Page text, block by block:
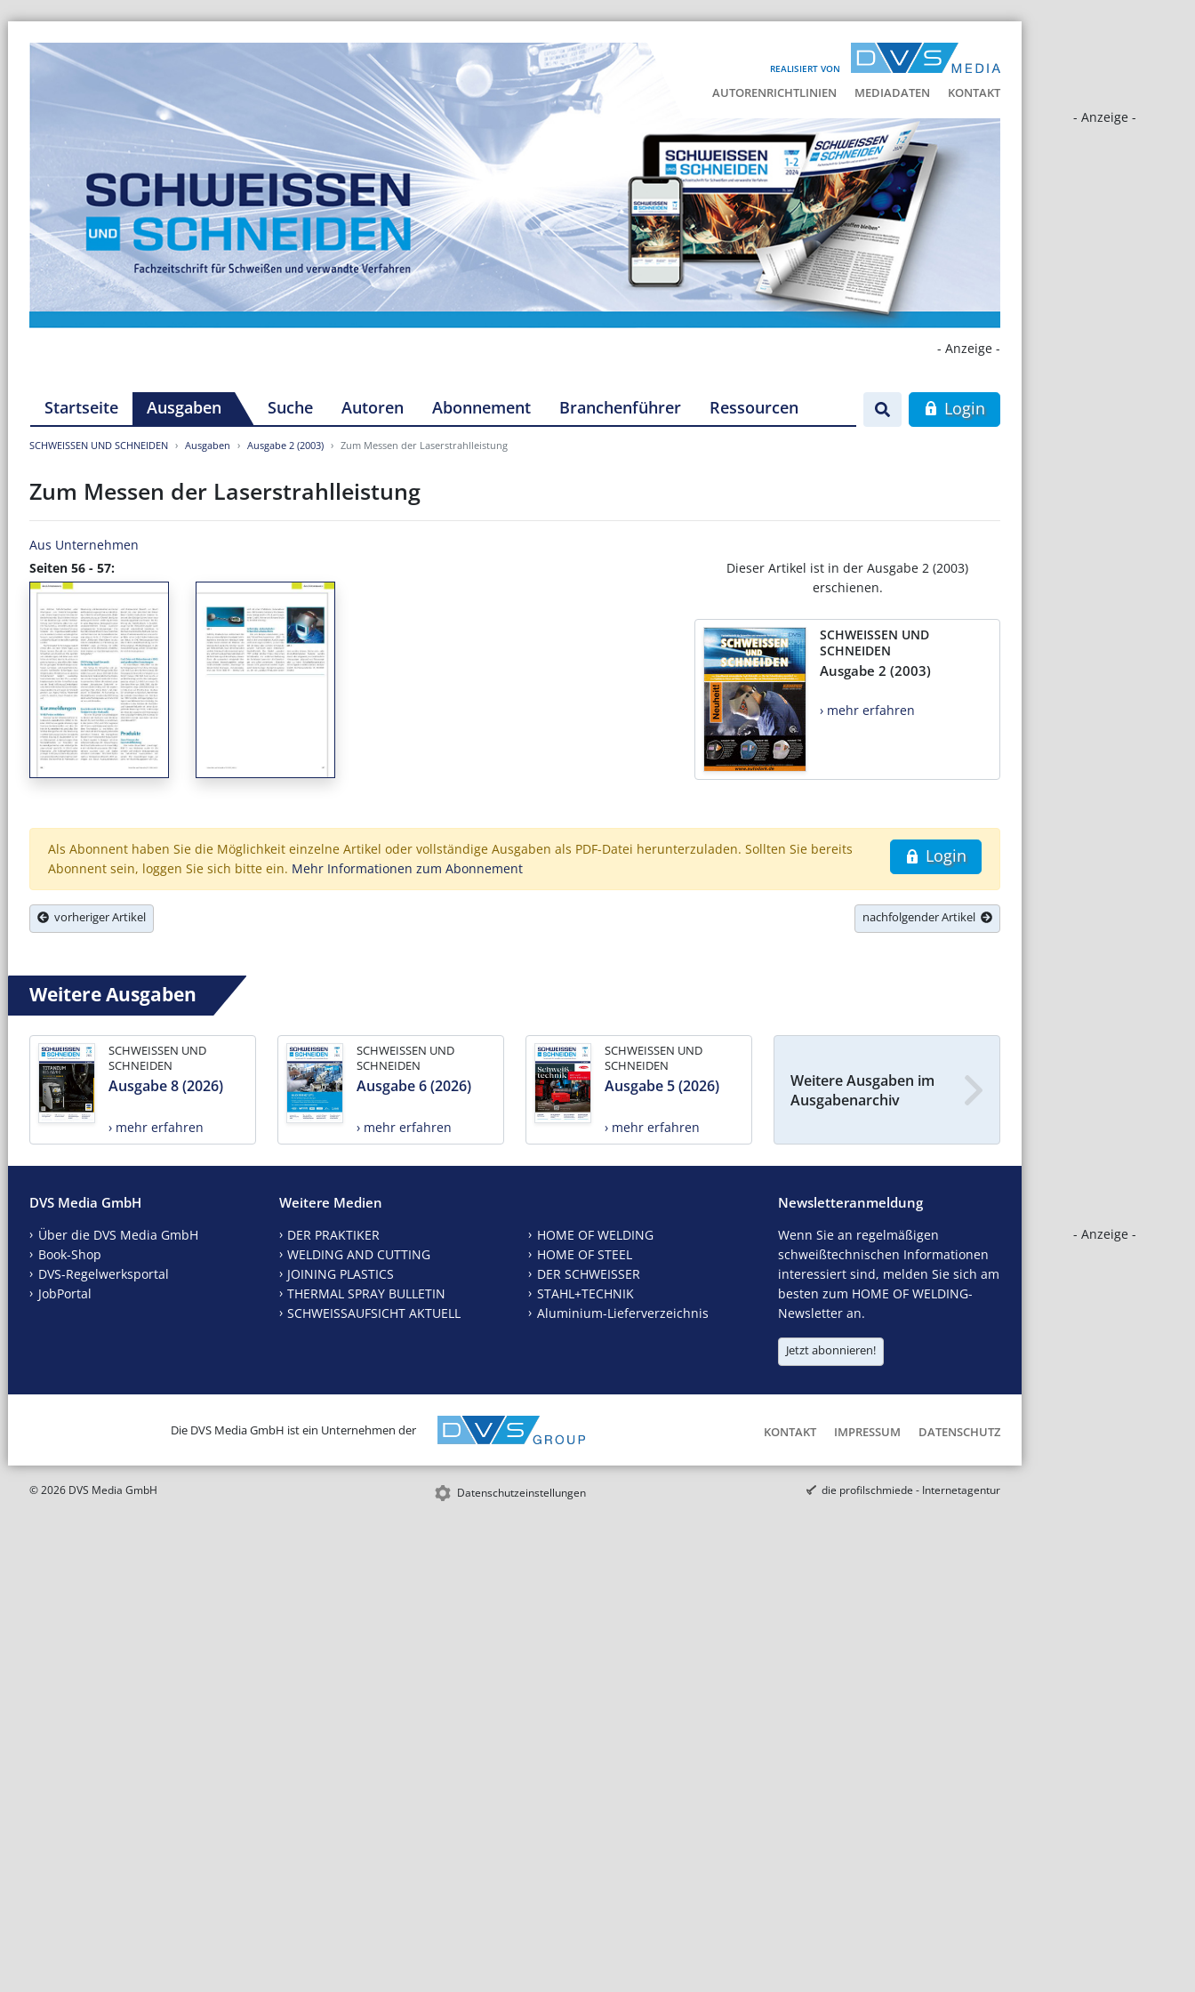
REALISIERT VON
AUTORENRICHTLINIEN MEDIADATEN KONTAKT
- Anzeige -
- Anzeige -
- Anzeige -
Startseite Ausgaben Suche Autoren Abonnement Branchenführer Ressourcen Login
SCHWEISSEN UND SCHNEIDEN Ausgaben Ausgabe 2 (2003) Zum Messen der Laserstrahlleistung
Zum Messen der Laserstrahlleistung
Aus Unternehmen
Seiten 56 - 57:
Dieser Artikel ist in der Ausgabe 2 (2003)
erschienen.
SCHWEISSEN UND
SCHNEIDEN
Ausgabe 2 (2003)
› mehr erfahren
Login
Als Abonnent haben Sie die Möglichkeit einzelne Artikel oder vollständige Ausgaben als PDF-Datei herunterzuladen. Sollten Sie bereits
Abonnent sein, loggen Sie sich bitte ein. Mehr Informationen zum Abonnement
vorheriger Artikel nachfolgender Artikel
Weitere Ausgaben
SCHWEISSEN UND
SCHNEIDEN
Ausgabe 8 (2026)
› mehr erfahren
SCHWEISSEN UND
SCHNEIDEN
Ausgabe 6 (2026)
› mehr erfahren
SCHWEISSEN UND
SCHNEIDEN
Ausgabe 5 (2026)
› mehr erfahren
Weitere Ausgaben im
Ausgabenarchiv
DVS Media GmbH
Über die DVS Media GmbH
Book-Shop
DVS-Regelwerksportal
JobPortal
Weitere Medien
DER PRAKTIKER
WELDING AND CUTTING
JOINING PLASTICS
THERMAL SPRAY BULLETIN
SCHWEISSAUFSICHT AKTUELL
HOME OF WELDING
HOME OF STEEL
DER SCHWEISSER
STAHL+TECHNIK
Aluminium-Lieferverzeichnis
Newsletteranmeldung
Wenn Sie an regelmäßigen
schweißtechnischen Informationen
interessiert sind, melden Sie sich am
besten zum HOME OF WELDING-
Newsletter an.
Jetzt abonnieren!
Die DVS Media GmbH ist ein Unternehmen der KONTAKT IMPRESSUM DATENSCHUTZ
© 2026 DVS Media GmbH Datenschutzeinstellungen die profilschmiede - Internetagentur